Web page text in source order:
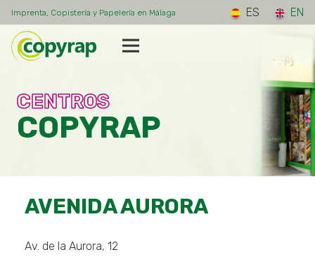
Imprenta, Copistería y Papelería en Málaga ES EN
CENTROS
COPYRAP
AVENIDA AURORA
Av. de la Aurora, 12